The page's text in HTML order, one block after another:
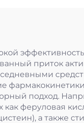
приток
подход.
феруловая
а также